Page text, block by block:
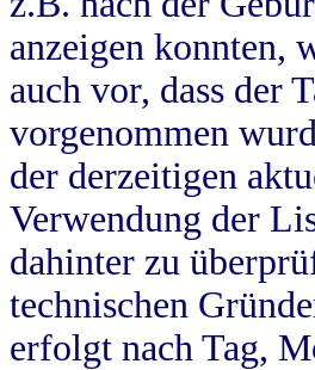
anzeigen konnten,
auch vor, dass der
vorgenommen
der derzeitigen
Verwendung der
dahinter zu
technischen
erfolgt nach Tag,